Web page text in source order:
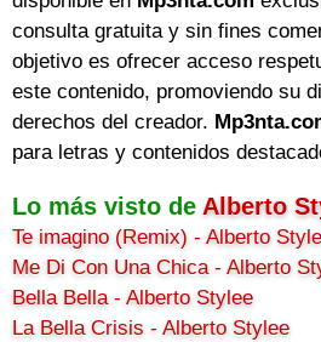
consulta gratuita y sin fines
objetivo es ofrecer acceso
este contenido, promoviendo su
derechos del creador.
para letras y contenidos
Lo más visto de Alberto
Te imagino (Remix) - Alberto
Me Di Con Una Chica - Alberto
Bella Bella - Alberto Stylee
La Bella Crisis - Alberto Stylee